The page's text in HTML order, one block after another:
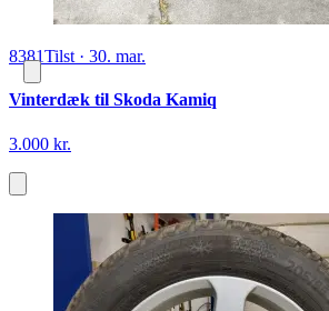
8381Tilst · 30. mar.
Vinterdæk til Skoda Kamiq
3.000 kr.